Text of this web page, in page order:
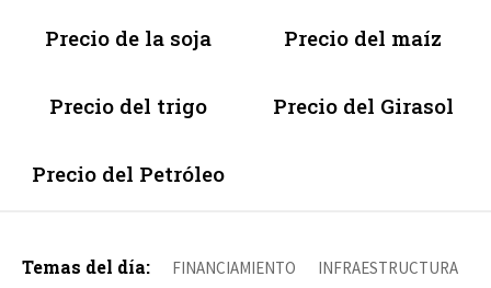
Precio de la soja Precio del maíz
Precio del trigo Precio del Girasol
Precio del Petróleo
Temas del día: FINANCIAMIENTO INFRAESTRUCTURA